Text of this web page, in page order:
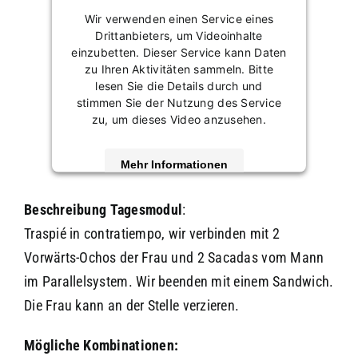
Wir verwenden einen Service eines
Drittanbieters, um Videoinhalte
einzubetten. Dieser Service kann Daten
zu Ihren Aktivitäten sammeln. Bitte
lesen Sie die Details durch und
stimmen Sie der Nutzung des Service
zu, um dieses Video anzusehen.
Mehr Informationen
Akzeptieren
powered byUsercentrics Consent
Management Platform &eRecht24
Beschreibung Tagesmodul :
Traspié in contratiempo, wir verbinden mit 2
Vorwärts-Ochos der Frau und 2 Sacadas vom Mann
im Parallelsystem. Wir beenden mit einem Sandwich.
Die Frau kann an der Stelle verzieren.
Mögliche Kombinationen: